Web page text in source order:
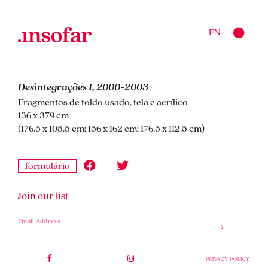
EN
Desintegrações I, 2000-2003
Fragmentos de toldo usado, tela e acrílico
136 x 379 cm
(176.5 x 105.5 cm; 156 x 162 cm; 176.5 x 112.5 cm)
formulário
Join our list
PRIVACY POLICY